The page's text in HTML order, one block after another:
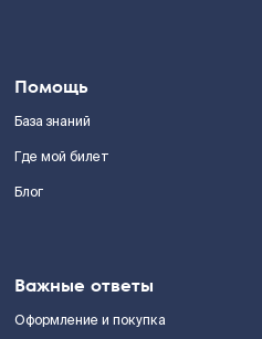
Помощь
База знаний
Где мой билет
Блог
Важные ответы
Оформление и покупка